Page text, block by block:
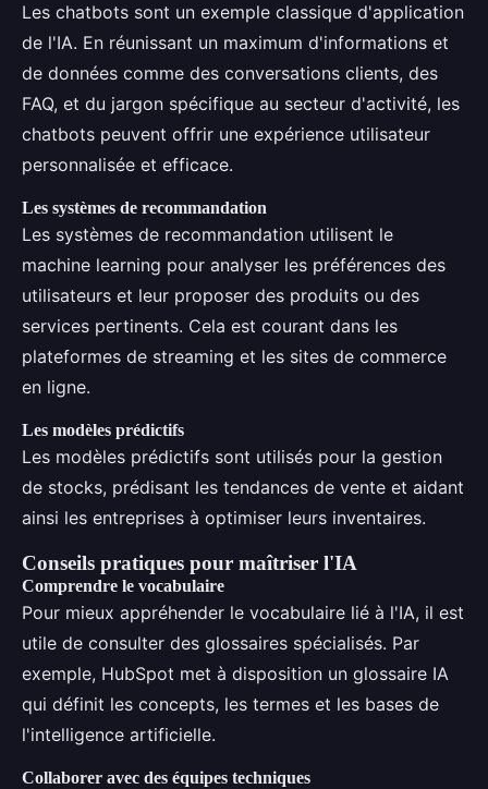
Les chatbots sont un exemple classique d'application
de l'IA. En réunissant un maximum d'informations et
de données comme des conversations clients, des
FAQ, et du jargon spécifique au secteur d'activité, les
chatbots peuvent offrir une expérience utilisateur
personnalisée et efficace.
Les systèmes de recommandation
Les systèmes de recommandation utilisent le
machine learning pour analyser les préférences des
utilisateurs et leur proposer des produits ou des
services pertinents. Cela est courant dans les
plateformes de streaming et les sites de commerce
en ligne.
Les modèles prédictifs
Les modèles prédictifs sont utilisés pour la gestion
de stocks, prédisant les tendances de vente et aidant
ainsi les entreprises à optimiser leurs inventaires.
Conseils pratiques pour maîtriser l'IA
Comprendre le vocabulaire
Pour mieux appréhender le vocabulaire lié à l'IA, il est
utile de consulter des glossaires spécialisés. Par
exemple, HubSpot met à disposition un glossaire IA
qui définit les concepts, les termes et les bases de
l'intelligence artificielle.
Collaborer avec des équipes techniques